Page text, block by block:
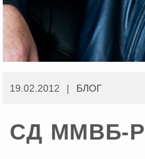
19.02.2012 БЛОГ
СД ММВБ-